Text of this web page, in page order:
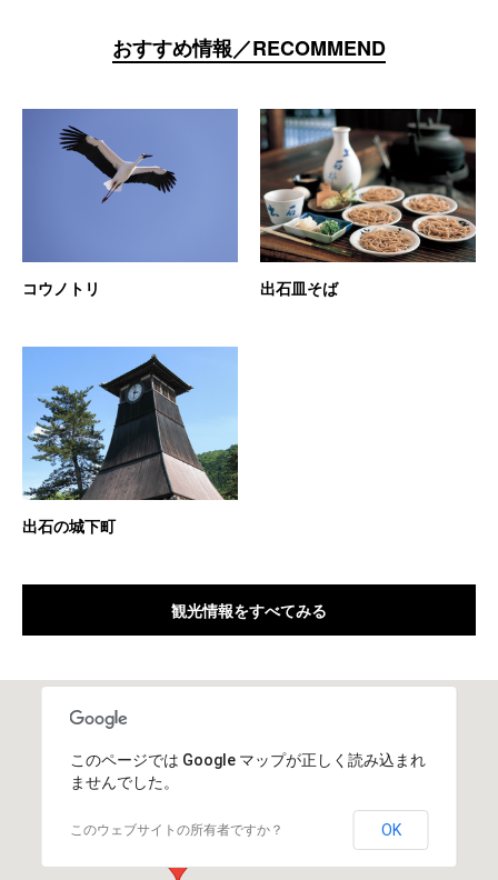
おすすめ情報／RECOMMEND
コウノトリ 出石皿そば
出石の城下町
観光情報をすべてみる
このページでは Google マップが正しく読み込まれ
ませんでした。
このウェブサイトの所有者ですか？ OK